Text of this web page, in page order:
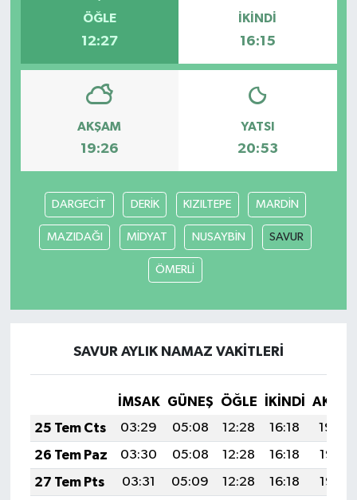
ÖĞLE
12:27
İKINDI
16:15
AKŞAM
19:26
YATSI
20:53
DARGECİT DERİK KIZILTEPE MARDİN
MAZIDAĞI MİDYAT NUSAYBİN SAVUR
ÖMERLİ
SAVUR AYLIK NAMAZ VAKITLERI
İMSAK GÜNEŞ ÖĞLE İKINDI
25 Tem Cts
03:29 05:08 12:28 16:18
19:39
26 Tem Paz
03:30 05:08 12:28 16:18
19:38
27 Tem Pts
03:31 05:09 12:28 16:18
19:37